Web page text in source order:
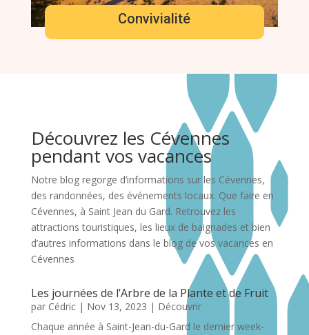
Convivialité
Découvrez les Cévennes
pendant vos vacances
Notre blog regorge d’informations sur les Cévennes,
des randonnées, des événements locaux. Que faire en
Cévennes, à Saint Jean du Gard. Retrouvez les
attractions touristiques, les lieux de baignades et bien
d’autres informations dans le blog de vos vacances en
Cévennes
Les journées de l’Arbre de la Plante et de Fruit
par Cédric| Nov 13, 2023 | Découvrir
Chaque année à Saint-Jean-du-Gard le dernier week-